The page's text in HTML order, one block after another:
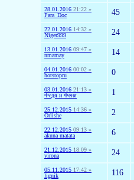
28.01.2016 21:22 »
Para_Doc
45
22.01.2016 14:32 »
Niger999
24
13.01.2016 09:47 »
nmamay
14
04.01.2016 00:02 »
hotstopru
0
03.01.2016 21:13 »
Федя и Феня
1
25.12.2015 14:36 »
Orlishe
2
22.12.2015 09:13 »
akuna matata
6
21.12.2015 18:09 »
virona
24
05.11.2015 17:42 »
lignik
116